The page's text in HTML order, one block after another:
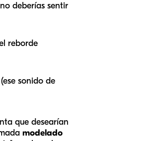
deberías sentir
reborde
sonido de
que desearían
modelado